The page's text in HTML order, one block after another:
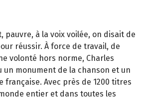
pauvre, à la voix voilée, on disait de
réussir. À force de travail, de
volonté hors norme, Charles
un monument de la chanson et un
française. Avec près de 1200 titres
entier et dans toutes les